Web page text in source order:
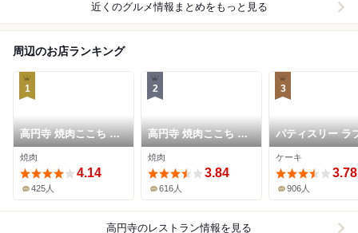
近くのグルメ情報まとめをもっと見る
周辺のお店ランキング
1
高円寺 焼肉ここち 本
店
焼肉
4.14
425人
2
高円寺 焼肉ここち 市
場店
焼肉
3.84
616人
3
パティスリー ラ
コチエ
ケーキ
3.78
906人
高円寺のレストラン情報を見る